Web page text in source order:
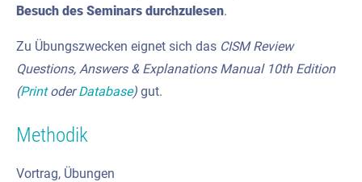
Besuch des Seminars durchzulesen.
Zu Übungszwecken eignet sich das CISM Review
Questions, Answers & Explanations Manual 10th Edition
(PrintoderDatabase) gut.
Methodik
Vortrag, Übungen